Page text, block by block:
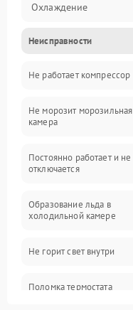
Охлаждение
Механика
Электропитание
Дренаж
Неисправности
Не работает компрессор
Не морозит морозильная
камера
Постоянно работает и не
отключается
Образование льда в
холодильной камере
Не горит свет внутри
Поломка термостата